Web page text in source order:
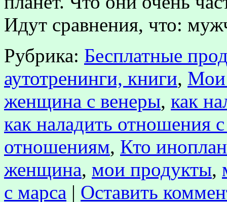
Идут сравнения, что:
Рубрика: Бесплатные
аутотренинги, книги, Мои
женщина с венеры, как
как наладить отношения
отношениям, Кто
женщина, мои продукты,
с марса | Оставить